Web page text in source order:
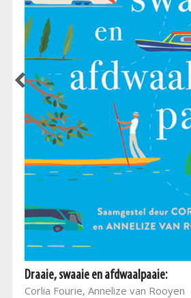
Draaie, swaaie en afdwaalpaaie:
Corlia Fourie, Annelize van Rooyen